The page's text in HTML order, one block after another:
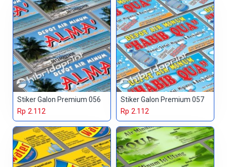
Stiker Galon Premium 056
Rp 2.112
Stiker Galon Premium 057
Rp 2.112